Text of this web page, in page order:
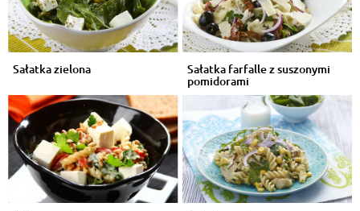
Sałatka zielona Sałatka farfalle z suszonymi
pomidorami